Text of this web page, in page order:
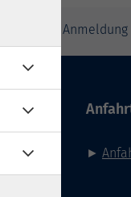
zur Anmeldung
►